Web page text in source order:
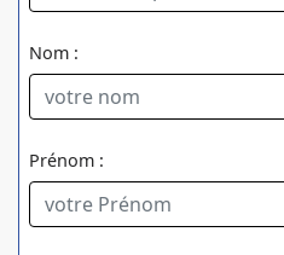
Nom :
Prénom :